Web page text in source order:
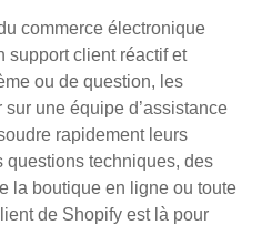
commerce électronique
support client réactif et
ou de question, les
une équipe d’assistance
rapidement leurs
questions techniques, des
la boutique en ligne ou toute
de Shopify est là pour